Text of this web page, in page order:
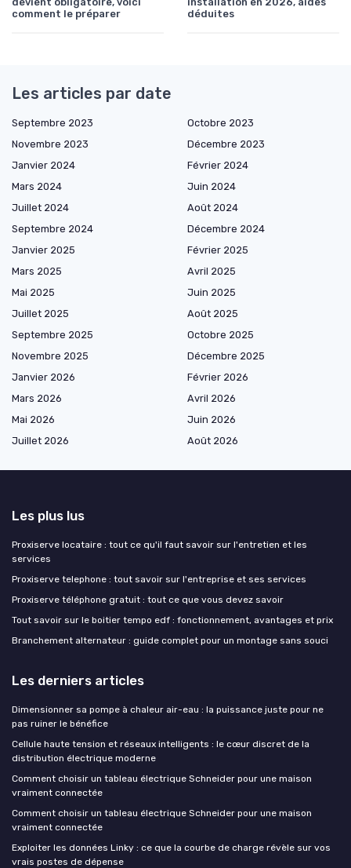
comment le préparer
déduites
Les articles par date
Septembre 2023
Octobre 2023
Novembre 2023
Décembre 2023
Janvier 2024
Février 2024
Mars 2024
Juin 2024
Juillet 2024
Août 2024
Septembre 2024
Décembre 2024
Janvier 2025
Février 2025
Mars 2025
Avril 2025
Mai 2025
Juin 2025
Juillet 2025
Août 2025
Septembre 2025
Octobre 2025
Novembre 2025
Décembre 2025
Janvier 2026
Février 2026
Mars 2026
Avril 2026
Mai 2026
Juin 2026
Juillet 2026
Août 2026
Les plus lus
Proxiserve locataire : tout ce qu'il faut savoir sur l'entretien et les
services
Proxiserve telephone : tout savoir sur l'entreprise et ses services
Proxiserve téléphone gratuit : tout ce que vous devez savoir
Tout savoir sur le boitier tempo edf : fonctionnement, avantages et prix
Branchement alternateur : guide complet pour un montage sans souci
Les derniers articles
Dimensionner sa pompe à chaleur air-eau : la puissance juste pour ne
pas ruiner le bénéfice
Cellule haute tension et réseaux intelligents : le cœur discret de la
distribution électrique moderne
Comment choisir un tableau électrique Schneider pour une maison
vraiment connectée
Comment choisir un tableau électrique Schneider pour une maison
vraiment connectée
Exploiter les données Linky : ce que la courbe de charge révèle sur vos
vrais postes de dépense